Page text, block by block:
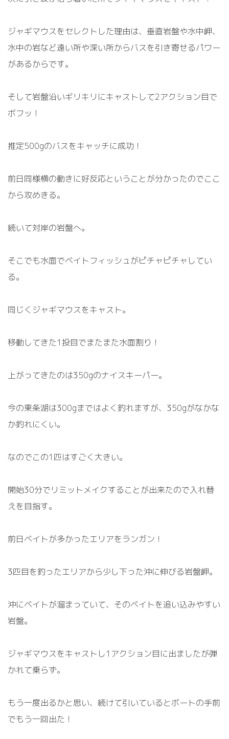
ジャギマウスをセレクトした理由は、垂直岩盤や水中岬、
水中の岩など遠い所や深い所からバスを引き寄せるパワー
があるからです。
そして岩盤沿いギリキリにキャストして2アクション目で
ボフッ！
推定500gのバスをキャッチに成功！
前日同様横の動きに好反応ということが分かったのでここ
から攻めきる。
続いて対岸の岩盤へ。
そこでも水面でベイトフィッシュがピチャピチャしてい
る。
同じくジャギマウスをキャスト。
移動してきた1 投目でまたまた水面割り！
上がってきたのは350gのナイスキーパー。
今の東条湖は300gまではよく釣れますが、 350gがなかな
か釣れにくい。
なのでこの1 匹はすごく大きい。
開始30分でリミットメイクすることが出来たので入れ替
えを目指す。
前日ベイトが多かったエリアをランガン！
3匹目を釣ったエリアから少し下った沖に伸びる岩盤岬。
沖にベイトが溜まっていて、そのベイトを追い込みやすい
岩盤。
ジャギマウスをキャストし1 アクション目に出ましたが弾
かれて乗らず。
もう一度出るかと思い、続けて引いているとボートの手前
でもう一回出た！